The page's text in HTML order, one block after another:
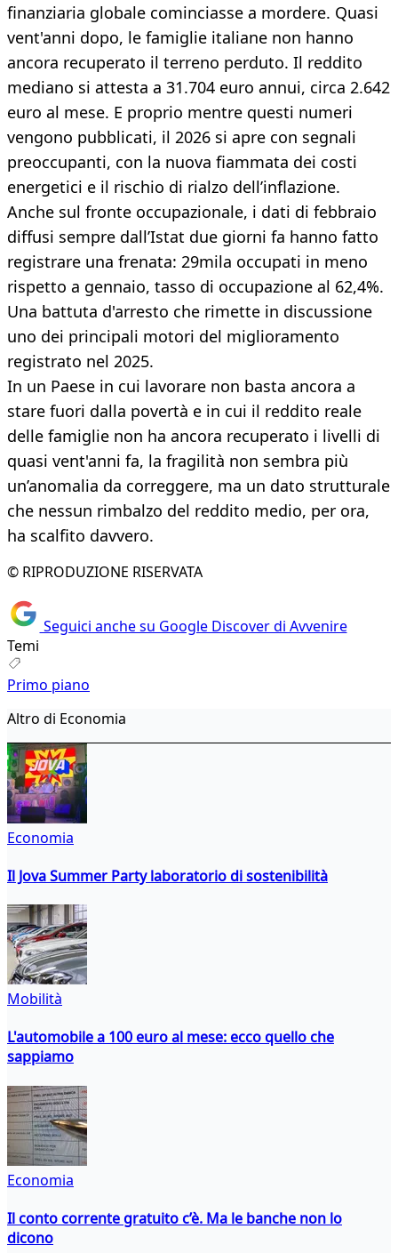
finanziaria globale cominciasse a mordere. Quasi
vent'anni dopo, le famiglie italiane non hanno
ancora recuperato il terreno perduto. Il reddito
mediano si attesta a 31.704 euro annui, circa 2.642
euro al mese. E proprio mentre questi numeri
vengono pubblicati, il 2026 si apre con segnali
preoccupanti, con la nuova fiammata dei costi
energetici e il rischio di rialzo dell’inflazione.
Anche sul fronte occupazionale, i dati di febbraio
diffusi sempre dall’Istat due giorni fa hanno fatto
registrare una frenata: 29mila occupati in meno
rispetto a gennaio, tasso di occupazione al 62,4%.
Una battuta d'arresto che rimette in discussione
uno dei principali motori del miglioramento
registrato nel 2025.
In un Paese in cui lavorare non basta ancora a
stare fuori dalla povertà e in cui il reddito reale
delle famiglie non ha ancora recuperato i livelli di
quasi vent'anni fa, la fragilità non sembra più
un’anomalia da correggere, ma un dato strutturale
che nessun rimbalzo del reddito medio, per ora,
ha scalfito davvero.
© RIPRODUZIONE RISERVATA
Seguici anche su Google Discover di Avvenire
Temi
Primo piano
Altro di Economia
Economia
Il Jova Summer Party laboratorio di sostenibilità
Mobilità
L'automobile a 100 euro al mese: ecco quello che
sappiamo
Economia
Il conto corrente gratuito c’è. Ma le banche non lo
dicono